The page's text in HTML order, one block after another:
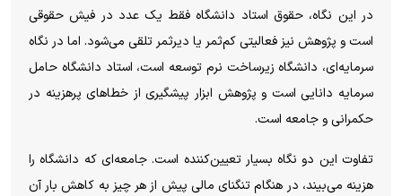
در این نگاه، حقوق استاد دانشگاه فقط یک عدد در فیش حقوقی
است و پژوهش نیز فعالیتی کم‌ثمر یا دیرثمر تلقی می‌شود. اما در نگاه
سرمایه‌ای، دانشگاه زیرساخت نرم توسعه است، استاد دانشگاه حامل
سرمایه دانایی است و پژوهش ابزار پیشگیری از خطاهای پرهزینه در
حکمرانی و جامعه است.
تفاوت این دو نگاه بسیار تعیین‌کننده است. جامعه‌ای که دانشگاه را
هزینه می‌بیند، در هنگام تنگنای مالی پیش از هر چیز به کاهش بار آن